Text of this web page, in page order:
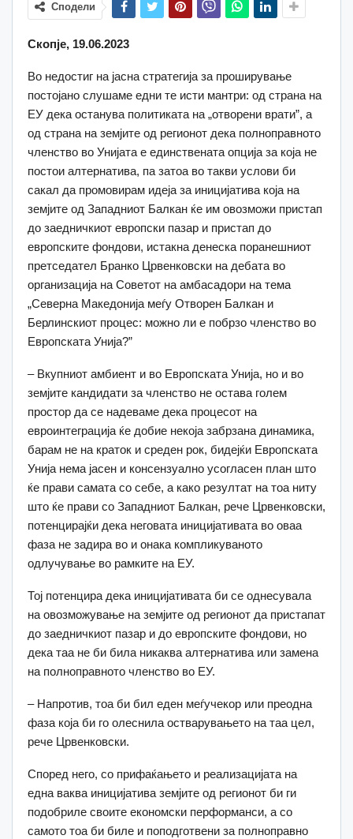
Сподели
Скопје, 19.06.2023
Во недостиг на јасна стратегија за проширување
постојано слушаме едни те исти мантри: од страна на
ЕУ дека останува политиката на „отворени врати”, а
од страна на земјите од регионот дека полноправното
членство во Унијата е единствената опција за која не
постои алтернатива, па затоа во такви услови би
сакал да промовирам идеја за иницијатива која на
земјите од Западниот Балкан ќе им овозможи пристап
до заедничкиот европски пазар и пристап до
европските фондови, истакна денеска поранешниот
претседател Бранко Црвенковски на дебата во
организација на Советот на амбасадори на тема
„Северна Македонија меѓу Отворен Балкан и
Берлинскиот процес: можно ли е побрзо членство во
Европската Унија?”
– Вкупниот амбиент и во Европската Унија, но и во
земјите кандидати за членство не остава голем
простор да се надеваме дека процесот на
евроинтеграција ќе добие некоја забрзана динамика,
барам не на краток и среден рок, бидејќи Европската
Унија нема јасен и консензуално усогласен план што
ќе прави самата со себе, а како резултат на тоа ниту
што ќе прави со Западниот Балкан, рече Црвенковски,
потенцирајќи дека неговата иницијативата во оваа
фаза не задира во и онака компликуваното
одлучување во рамките на ЕУ.
Тој потенцира дека иницијативата би се однесувала
на овозможување на земјите од регионот да пристапат
до заедничкиот пазар и до европските фондови, но
дека таа не би била никаква алтернатива или замена
на полноправното членство во ЕУ.
– Напротив, тоа би бил еден меѓучекор или преодна
фаза која би го олеснила остварувањето на таа цел,
рече Црвенковски.
Според него, со прифаќањето и реализацијата на
една ваква иницијатива земјите од регионот би ги
подобриле своите економски перформанси, а со
самото тоа би биле и поподготвени за полноправно